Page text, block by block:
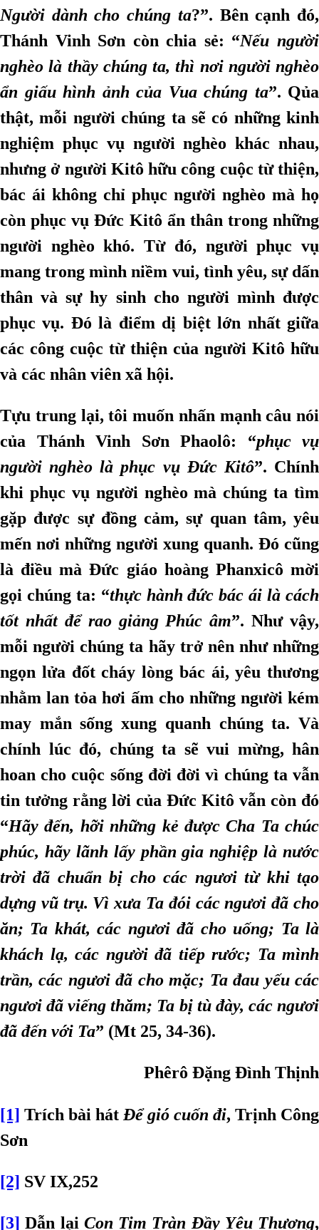
Người dành cho chúng ta?”. Bên cạnh đó,
Thánh Vinh Sơn còn chia sẻ: “Nếu người
nghèo là thầy chúng ta, thì nơi người nghèo
ẩn giấu hình ảnh của Vua chúng ta”. Qủa
thật, mỗi người chúng ta sẽ có những kinh
nghiệm phục vụ người nghèo khác nhau,
nhưng ở người Kitô hữu công cuộc từ thiện,
bác ái không chỉ phục người nghèo mà họ
còn phục vụ Đức Kitô ẩn thân trong những
người nghèo khó. Từ đó, người phục vụ
mang trong mình niềm vui, tình yêu, sự dấn
thân và sự hy sinh cho người mình được
phục vụ. Đó là điểm dị biệt lớn nhất giữa
các công cuộc từ thiện của người Kitô hữu
và các nhân viên xã hội.
Tựu trung lại, tôi muốn nhấn mạnh câu nói
của Thánh Vinh Sơn Phaolô: “phục vụ
người nghèo là phục vụ Đức Kitô”. Chính
khi phục vụ người nghèo mà chúng ta tìm
gặp được sự đồng cảm, sự quan tâm, yêu
mến nơi những người xung quanh. Đó cũng
là điều mà Đức giáo hoàng Phanxicô mời
gọi chúng ta: “thực hành đức bác ái là cách
tốt nhất để rao giảng Phúc âm”. Như vậy,
mỗi người chúng ta hãy trở nên như những
ngọn lửa đốt cháy lòng bác ái, yêu thương
nhằm lan tỏa hơi ấm cho những người kém
may mắn sống xung quanh chúng ta. Và
chính lúc đó, chúng ta sẽ vui mừng, hân
hoan cho cuộc sống đời đời vì chúng ta vẫn
tin tưởng rằng lời của Đức Kitô vẫn còn đó
“Hãy đến, hỡi những kẻ được Cha Ta chúc
phúc, hãy lãnh lấy phần gia nghiệp là nước
trời đã chuẩn bị cho các ngươi từ khi tạo
dựng vũ trụ. Vì xưa Ta đói các ngươi đã cho
ăn; Ta khát, các ngươi đã cho uống; Ta là
khách lạ, các người đã tiếp rước; Ta mình
trần, các ngươi đã cho mặc; Ta đau yếu các
ngươi đã viếng thăm; Ta bị tù đày, các ngươi
đã đến với Ta” (Mt 25, 34-36).
Phêrô Đặng Đình Thịnh
[1] Trích bài hát Để gió cuốn đi, Trịnh Công
Sơn
[2] SV IX,252
[3] Dẫn lại Con Tim Tràn Đầy Yêu Thương,